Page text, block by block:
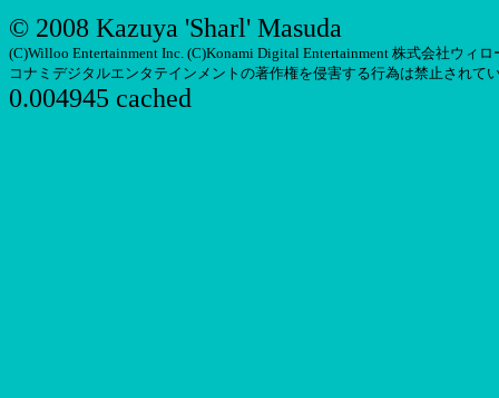
© 2008 Kazuya 'Sharl' Masuda
(C)Willoo Entertainment Inc. (C)Konami Digital Entertainment 株式会社ウィ
コナミデジタルエンタテインメントの著作権を侵害する行為は禁止されて
0.004945 cached